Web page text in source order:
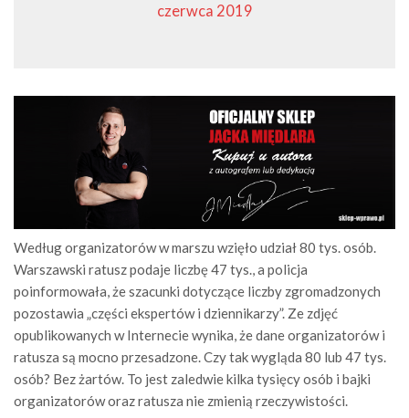
czerwca 2019
Według organizatorów w marszu wzięło udział 80 tys. osób.
Warszawski ratusz podaje liczbę 47 tys., a policja
poinformowała, że szacunki dotyczące liczby zgromadzonych
pozostawia „części ekspertów i dziennikarzy”. Ze zdjęć
opublikowanych w Internecie wynika, że dane organizatorów i
ratusza są mocno przesadzone. Czy tak wygląda 80 lub 47 tys.
osób? Bez żartów. To jest zaledwie kilka tysięcy osób i bajki
organizatorów oraz ratusza nie zmienią rzeczywistości.